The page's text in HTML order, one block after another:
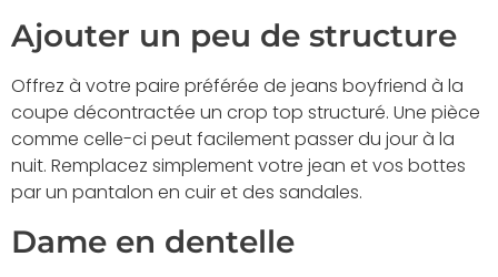
Ajouter un peu de structure
Offrez à votre paire préférée de jeans boyfriend à la
coupe décontractée un crop top structuré. Une pièce
comme celle-ci peut facilement passer du jour à la
nuit. Remplacez simplement votre jean et vos bottes
par un pantalon en cuir et des sandales.
Dame en dentelle